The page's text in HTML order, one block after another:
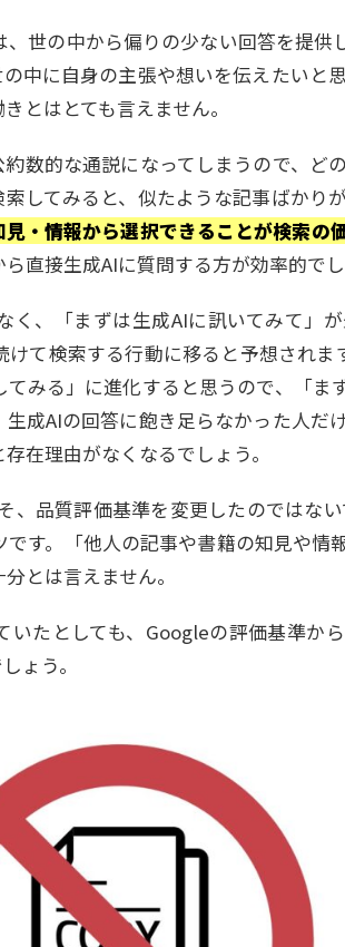
世の中から偏りの少ない回答を提供
中に自身の主張や想いを伝えたいと
とはとても言えません。
数的な通説になってしまうので、ど
してみると、似たような記事ばかり
見・情報から選択できることが検索の
直接生成AIに質問する方が効率的でし
く、「まずは生成AIに訊いてみて」
て検索する行動に移ると予想されま
みる」に進化すると思うので、「ま
成AIの回答に飽き足らなかった人だ
在理由がなくなるでしょう。
、品質評価基準を変更したのではな
す。「他人の記事や書籍の知見や情
とは言えません。
いたとしても、Googleの評価基準か
ょう。